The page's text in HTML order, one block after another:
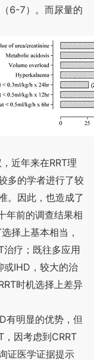
（6-7）。而尿量的
近年来在RRT理
多的学者进行了较
。因此，也造成了
年前的调查结果相
选择上基本相当，
治疗；既往多应用
或IHD ，较大的治
时机选择上差异
有明显的优势，但
，因考虑到 CRRT
证医学证据提示